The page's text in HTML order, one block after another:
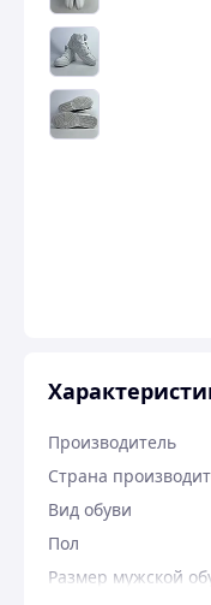
Производитель
Страна
Вид обуви
Пол
Размер мужской